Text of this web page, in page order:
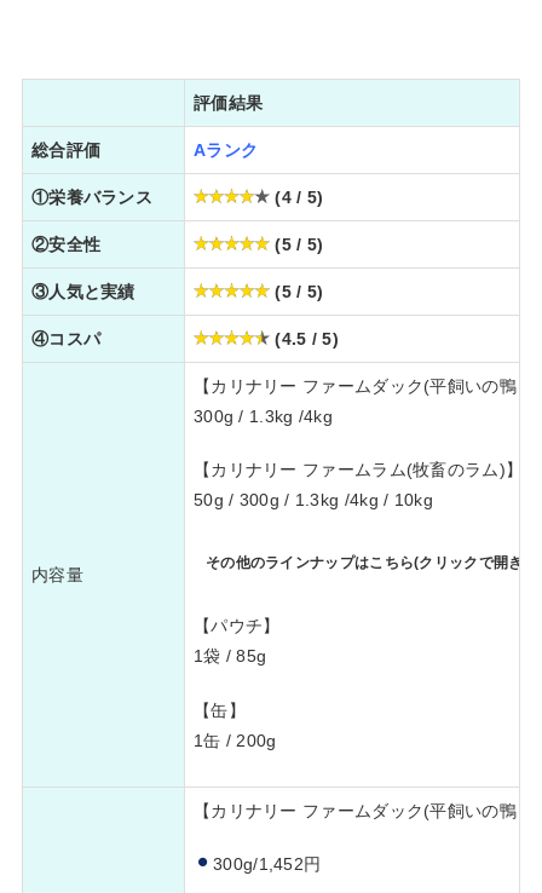
評価結果
総合評価 Aランク
①栄養バランス (4 / 5)
②安全性 (5 / 5)
③人気と実績 (5 / 5)
④コスパ (4.5 / 5)
内容量
【カリナリー ファームダック(平飼いの鴨 /
300g / 1.3kg /4kg
【カリナリー ファームラム(牧畜のラム)】
50g / 300g / 1.3kg /4kg / 10kg
その他のラインナップはこちら(クリックで開きま
【パウチ】
1袋 / 85g
【缶】
1缶 / 200g
【カリナリー ファームダック(平飼いの鴨 /
300g/1,452円